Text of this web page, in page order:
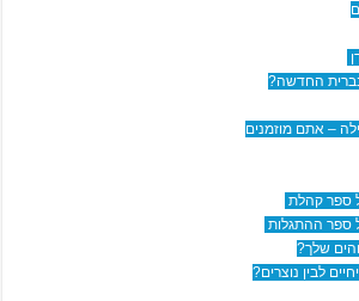
החדשה?
– אתם מוזמנים
ספר קהלת
ספר ההתגלות
שלך?
לבין נוצרים?